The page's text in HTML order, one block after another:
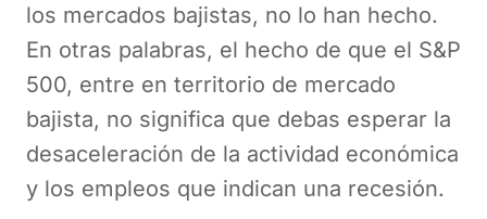
los mercados bajistas, no lo han hecho.
En otras palabras, el hecho de que el S&P
500, entre en territorio de mercado
bajista, no significa que debas esperar la
desaceleración de la actividad económica
y los empleos que indican una recesión.